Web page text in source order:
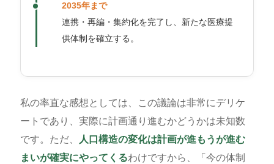
2035年まで
連携・再編・集約化を完了し、新たな医療提
供体制を確立する。
私の率直な感想としては、この議論は非常にデリケ
ートであり、実際に計画通り進むかどうかは未知数
です。ただ、
人口構造の変化は計画が進もうが進む
まいが確実にやってくるわけですから、「今の体制